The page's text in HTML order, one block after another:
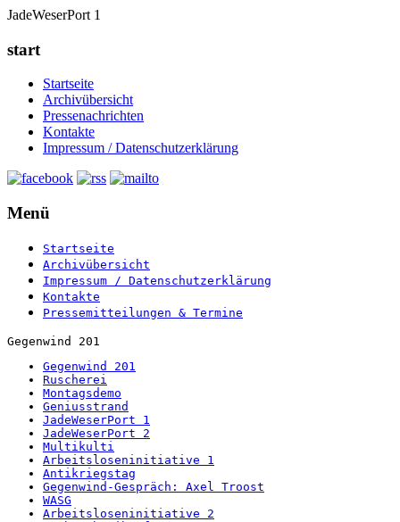
JadeWeserPort 1
start
Startseite
Archivübersicht
Pressenachrichten
Kontakte
Impressum / Datenschutzerklärung
Menü
Startseite
Archivübersicht
Impressum / Datenschutzerklärung
Kontakte
Pressemitteilungen & Termine
Gegenwind 201
Gegenwind 201
Ruscherei
Montagsdemo
Geniusstrand
JadeWeserPort 1
JadeWeserPort 2
Multikulti
Arbeitsloseninitiative 1
Antikriegstag
Gegenwind-Gespräch: Axel Troost
WASG
Arbeitsloseninitiative 2